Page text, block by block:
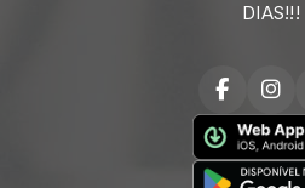
DIAS!!!